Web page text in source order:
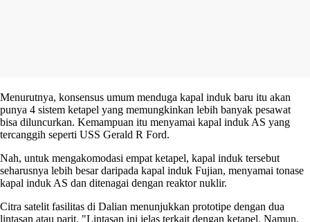
Menurutnya, konsensus umum menduga kapal induk baru itu akan
punya 4 sistem ketapel yang memungkinkan lebih banyak pesawat
bisa diluncurkan. Kemampuan itu menyamai kapal induk AS yang
tercanggih seperti USS Gerald R Ford.
Nah, untuk mengakomodasi empat ketapel, kapal induk tersebut
seharusnya lebih besar daripada kapal induk Fujian, menyamai tonase
kapal induk AS dan ditenagai dengan reaktor nuklir.
Citra satelit fasilitas di Dalian menunjukkan prototipe dengan dua
lintasan atau parit. "Lintasan ini jelas terkait dengan ketapel. Namun,